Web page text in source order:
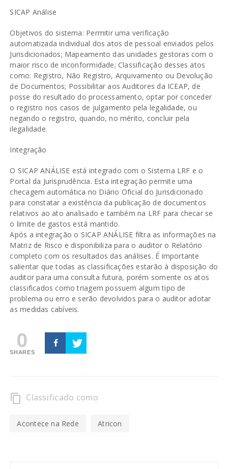
SICAP Análise
Objetivos do sistema: Permitir uma verificação
automatizada individual dos atos de pessoal enviados pelos
Jurisdicionados; Mapeamento das unidades gestoras com o
maior risco de inconformidade; Classificação desses atos
como: Registro, Não Registro, Arquivamento ou Devolução
de Documentos; Possibilitar aos Auditores da ICEAP, de
posse do resultado do processamento, optar por conceder
o registro nos casos de julgamento pela legalidade, ou
negando o registro, quando, no mérito, concluir pela
ilegalidade.
Integração
O SICAP ANÁLISE está integrado com o Sistema LRF e o
Portal da Jurisprudência. Esta integração permite uma
checagem automática no Diário Oficial do Jurisdicionado
para constatar a existência da publicação de documentos
relativos ao ato analisado e também na LRF para checar se
o limite de gastos está mantido.
Após a integração o SICAP ANÁLISE filtra as informações na
Matriz de Risco e disponibiliza para o auditor o Relatório
completo com os resultados das análises. É importante
salientar que todas as classificações estarão à disposição do
auditor para uma consulta futura, porém somente os atos
classificados como triagem possuem algum tipo de
problema ou erro e serão devolvidos para o auditor adotar
as medidas cabíveis.
0
SHARES
content_copy Classificado como
Acontece na Rede Atricon